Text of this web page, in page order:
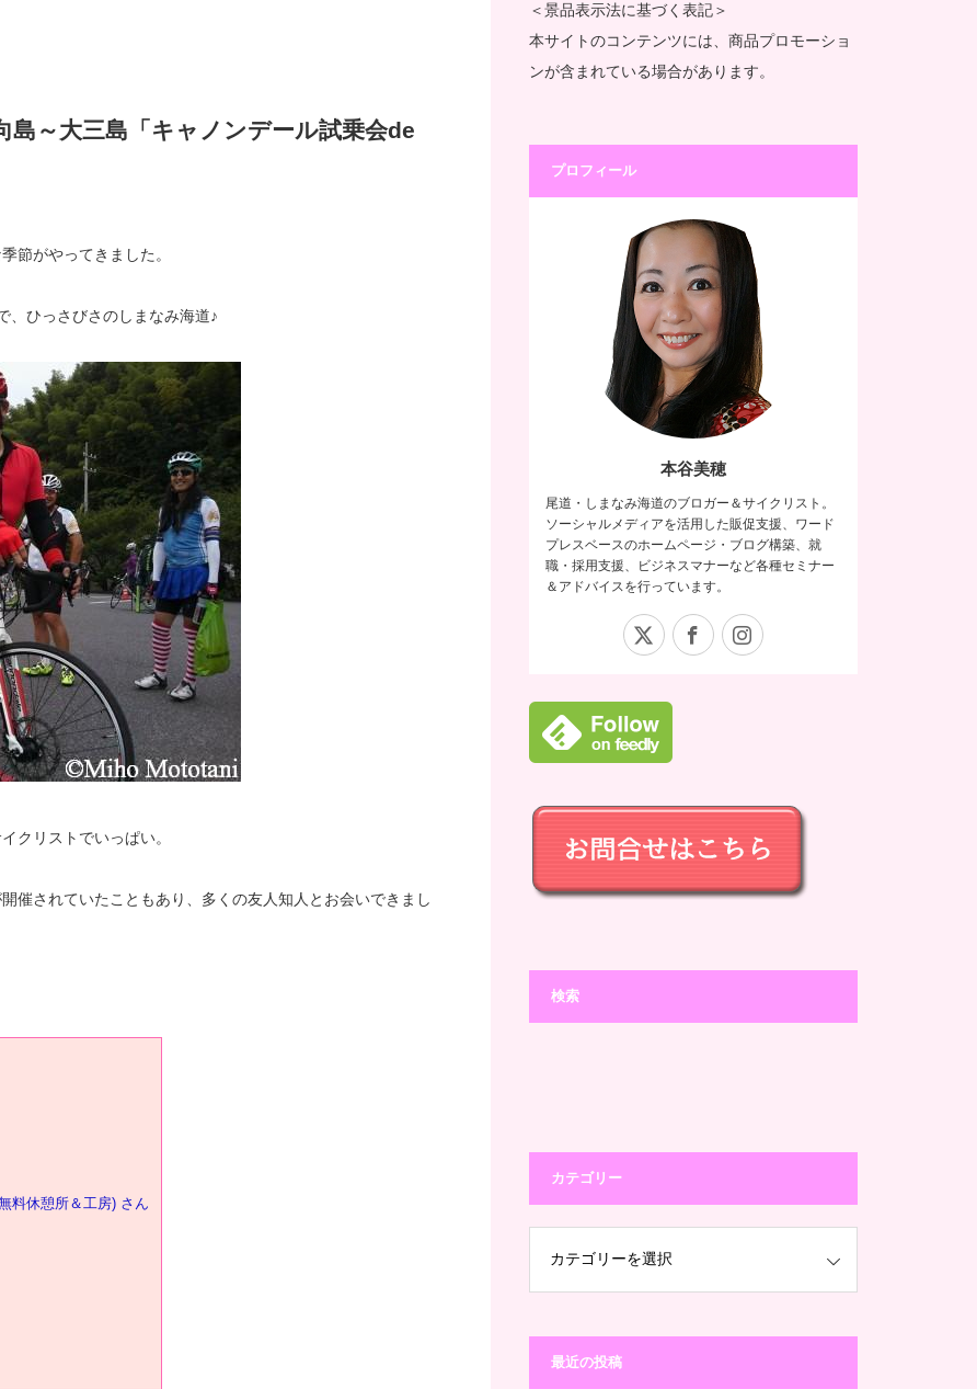
～大三島「キャノンデール試乗会de
節がやってきました。
、ひっさびさのしまなみ海道♪
クリストでいっぱい。
催されていたこともあり、多くの友人知人とお会いできまし
料休憩所＆工房) さん
＜景品表示法に基づく表記＞
本サイトのコンテンツには、商品プロモーショ
ンが含まれている場合があります。
プロフィール
本谷美穂
尾道・しまなみ海道のブロガー＆サイクリスト。
ソーシャルメディアを活用した販促支援、ワード
プレスベースのホームページ・ブログ構築、就
職・採用支援、ビジネスマナーなど各種セミナー
＆アドバイスを行っています。
Facebook
検索
カテゴリー
最近の投稿